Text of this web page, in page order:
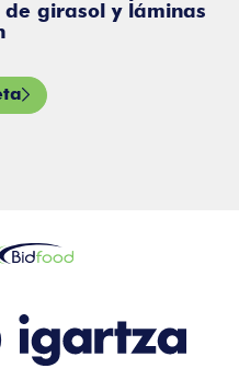
girasol y láminas